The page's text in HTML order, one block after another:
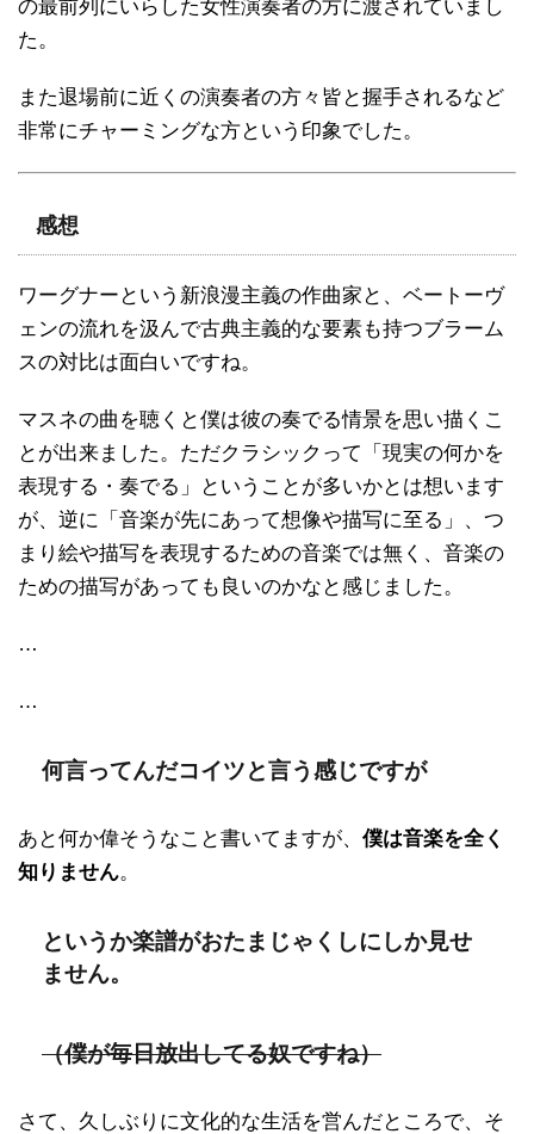
の最前列にいらした女性演奏者の方に渡されていまし
た。
また退場前に近くの演奏者の方々皆と握手されるなど
非常にチャーミングな方という印象でした。
感想
ワーグナーという新浪漫主義の作曲家と、ベートーヴ
ェンの流れを汲んで古典主義的な要素も持つブラーム
スの対比は面白いですね。
マスネの曲を聴くと僕は彼の奏でる情景を思い描くこ
とが出来ました。ただクラシックって「現実の何かを
表現する・奏でる」ということが多いかとは想います
が、逆に「音楽が先にあって想像や描写に至る」、つ
まり絵や描写を表現するための音楽では無く、音楽の
ための描写があっても良いのかなと感じました。
…
…
何言ってんだコイツと言う感じですが
あと何か偉そうなこと書いてますが、 僕は音楽を全く
知りません。
というか楽譜がおたまじゃくしにしか見せ
ません。
（僕が毎日放出してる奴ですね）
さて、久しぶりに文化的な生活を営んだところで、そ